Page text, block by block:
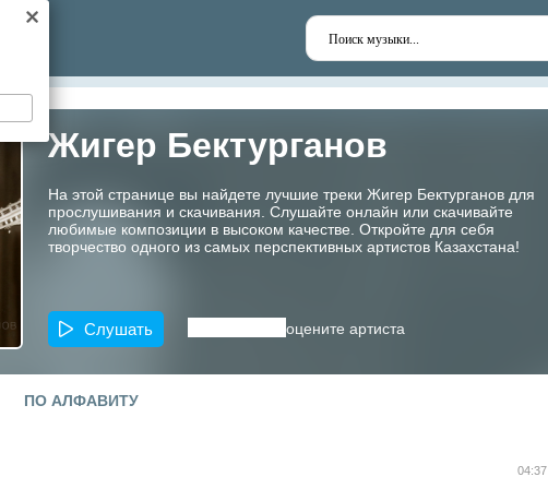
Жигер Бектурганов
На этой странице вы найдете лучшие треки Жигер Бектурганов для
прослушивания и скачивания. Слушайте онлайн или скачивайте
любимые композиции в высоком качестве. Откройте для себя
творчество одного из самых перспективных артистов Казахстана!
Слушать оцените артиста
ПО АЛФАВИТУ
04:37